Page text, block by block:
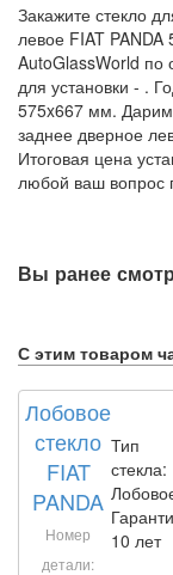
Закажите стекло
левое FIAT
AutoGlassWorld по
для установки - .
575x667 мм. Дарим
заднее дверное
Итоговая цена
любой ваш вопрос
Вы ранее
С этим товаром
Лобовое
стекло
FIAT
PANDA
Номер
детали:
Тип
стекла:
10 лет